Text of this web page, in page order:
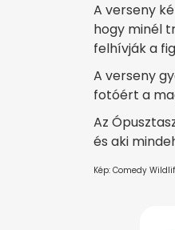
A verseny
hogy minél
felhívják a
A verseny
fotóért a
Az
és aki
Kép: Comedy